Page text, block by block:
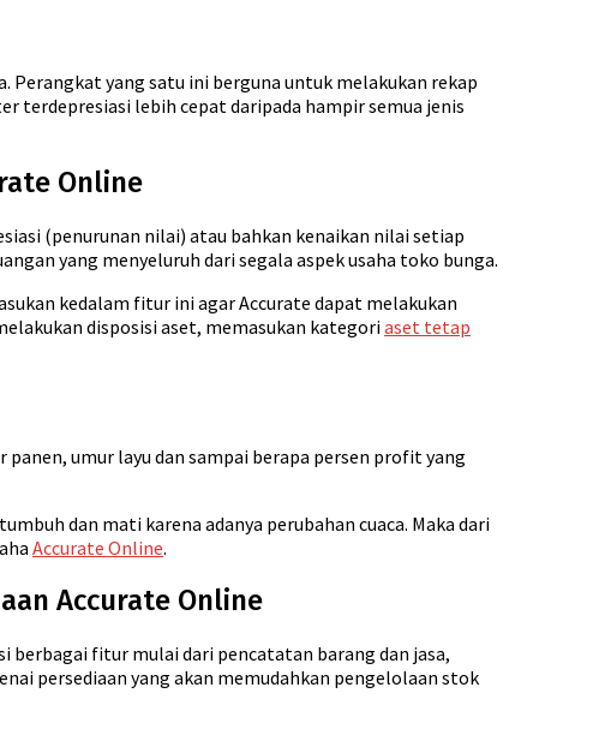
Perangkat yang satu ini berguna untuk melakukan rekap
terdepresiasi lebih cepat daripada hampir semua jenis
Online
(penurunan nilai) atau bahkan kenaikan nilai setiap
yang menyeluruh dari segala aspek usaha toko bunga.
kedalam fitur ini agar Accurate dapat melakukan
disposisi aset, memasukan kategoriaset tetap
umur layu dan sampai berapa persen profit yang
dan mati karena adanya perubahan cuaca. Maka dari
Accurate Online.
Accurate Online
berbagai fitur mulai dari pencatatan barang dan jasa,
persediaan yang akan memudahkan pengelolaan stok